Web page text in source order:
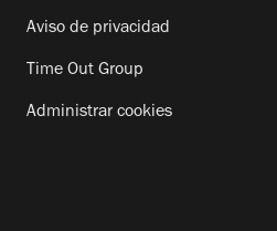
Aviso de privacidad
Time Out Group
Administrar cookies